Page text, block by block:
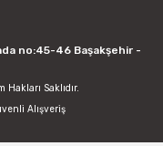
no:45-46 Başakşehir -
Hakları Saklıdır.
Alışveriş